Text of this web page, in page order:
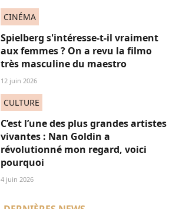
CINÉMA
Spielberg s'intéresse-t-il vraiment
aux femmes ? On a revu la filmo
très masculine du maestro
12 juin 2026
CULTURE
C’est l’une des plus grandes artistes
vivantes : Nan Goldin a
révolutionné mon regard, voici
pourquoi
4 juin 2026